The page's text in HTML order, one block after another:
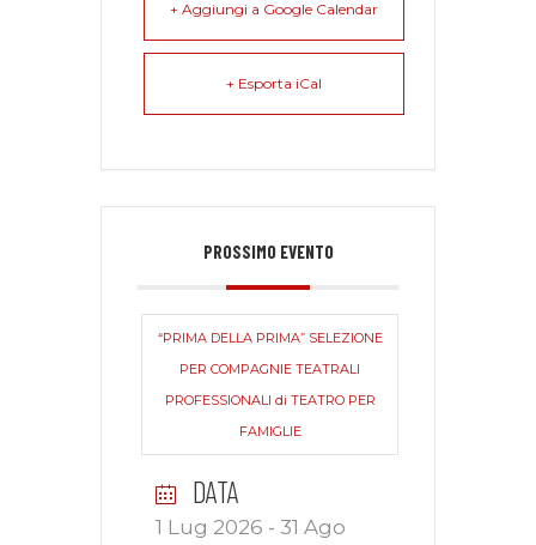
+ Aggiungi a Google Calendar
+ Esporta iCal
PROSSIMO EVENTO
“PRIMA DELLA PRIMA” SELEZIONE
PER COMPAGNIE TEATRALI
PROFESSIONALI di TEATRO PER
FAMIGLIE
DATA
1 Lug 2026 - 31 Ago